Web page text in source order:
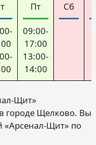
Пт
09:00-
17:00
13:00-
14:00
Сб
Щит»
городе Щелково. Вы
«Арсенал-Щит» по